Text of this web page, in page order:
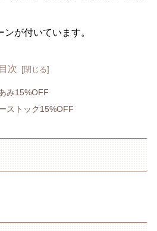
が付いています。
目次
み15%OFF
ストック15%OFF